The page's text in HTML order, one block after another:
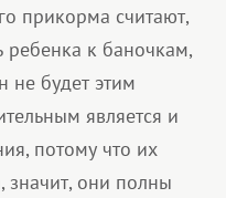
прикорма считают,
ребенка к баночкам,
не будет этим
является и
потому что их
значит, они полны